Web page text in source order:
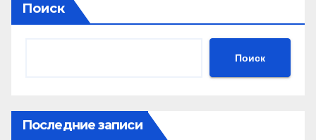
Поиск
Поиск
Последние записи